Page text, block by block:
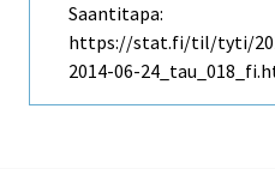
Saantitapa:
https://stat.fi/til/tyti/
2014-06-